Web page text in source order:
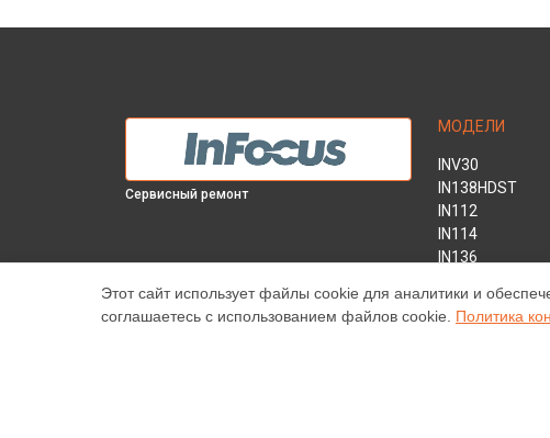
Сервисный ремонт
МОДЕЛИ
INV30
IN138HDST
IN112
IN114
IN136
IN1046
IN2138HD
Этот сайт использует файлы cookie для аналитики и
соглашаетесь с использованием файлов cookie. Политика